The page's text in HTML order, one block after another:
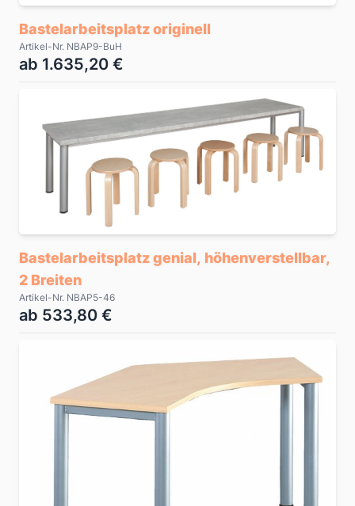
Bastelarbeitsplatz originell
Artikel-Nr. NBAP9-BuH
ab 1.635,20 €
Bastelarbeitsplatz genial, höhenverstellbar,
2 Breiten
Artikel-Nr. NBAP5-46
ab 533,80 €